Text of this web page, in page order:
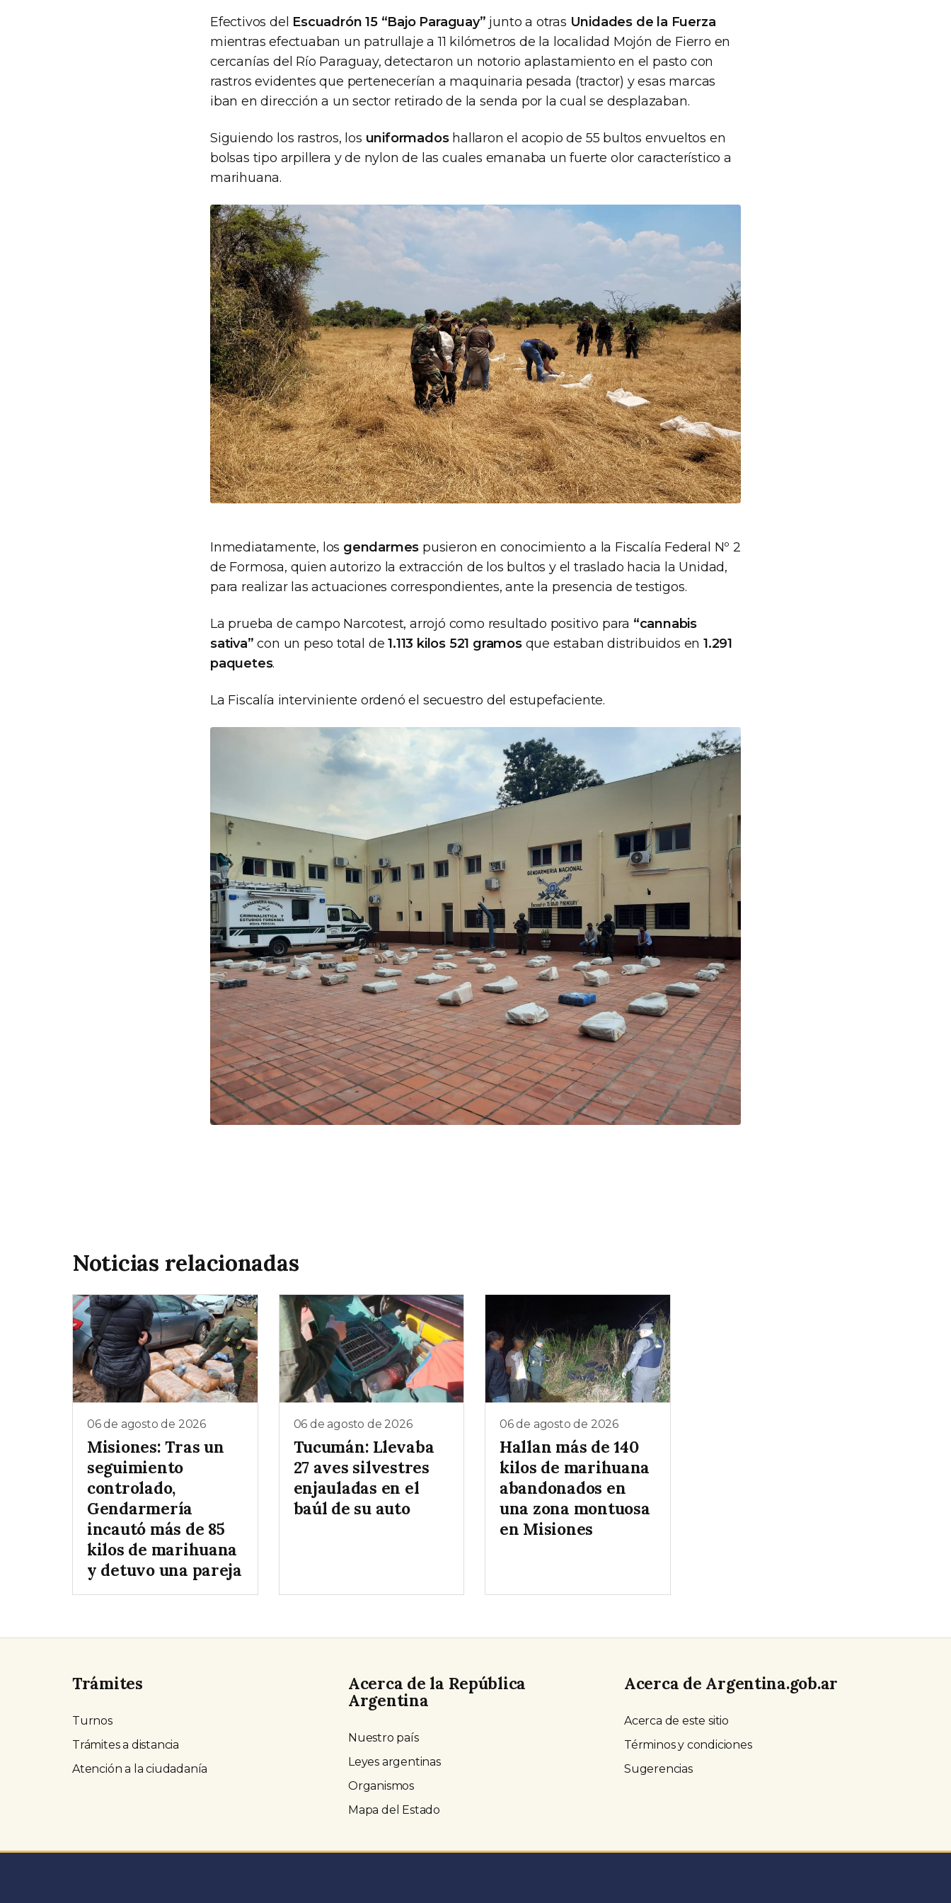
Efectivos del Escuadrón 15 “Bajo Paraguay” junto a otras Unidades de la Fuerza
mientras efectuaban un patrullaje a 11 kilómetros de la localidad Mojón de Fierro en
cercanías del Río Paraguay, detectaron un notorio aplastamiento en el pasto con
rastros evidentes que pertenecerían a maquinaria pesada (tractor) y esas marcas
iban en dirección a un sector retirado de la senda por la cual se desplazaban.
Siguiendo los rastros, los uniformadoshallaron el acopio de 55 bultos envueltos en
bolsas tipo arpillera y de nylon de las cuales emanaba un fuerte olor característico a
marihuana.
Inmediatamente, los gendarmes pusieron en conocimiento a la Fiscalía Federal Nº 2
de Formosa, quien autorizo la extracción de los bultos y el traslado hacia la Unidad,
para realizar las actuaciones correspondientes, ante la presencia de testigos.
La prueba de campo Narcotest, arrojó como resultado positivo para “cannabis
sativa” con un peso total de1.113 kilos 521 gramosque estaban distribuidos en1.291
paquetes.
La Fiscalía interviniente ordenó el secuestro del estupefaciente.
Noticias relacionadas
06 de agosto de 2026
Misiones: Tras un
seguimiento
controlado,
Gendarmería
incautó más de 85
kilos de marihuana
y detuvo una pareja
06 de agosto de 2026
Tucumán: Llevaba
27 aves silvestres
enjauladas en el
baúl de su auto
06 de agosto de 2026
Hallan más de 140
kilos de marihuana
abandonados en
una zona montuosa
en Misiones
Trámites
Turnos
Trámites a distancia
Atención a la ciudadanía
Acerca de la República
Argentina
Nuestro país
Leyes argentinas
Organismos
Mapa del Estado
Acerca de Argentina.gob.ar
Acerca de este sitio
Términos y condiciones
Sugerencias